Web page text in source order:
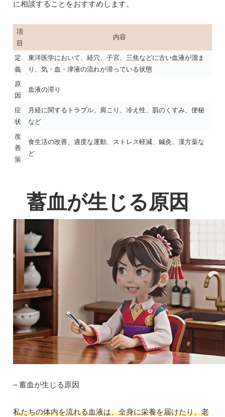
に相談することをおすすめします。
項
目
内容
定
義
東洋医学において、経穴、子宮、三焦などに古い血液が溜ま
り、気・血・津液の流れが滞っている状態
原
因
血液の滞り
症
状
月経に関するトラブル、肩こり、冷え性、肌のくすみ、便秘
など
改
善
策
食生活の改善、適度な運動、ストレス軽減、鍼灸、漢方薬な
ど
蓄血が生じる原因
– 蓄血が生じる原因
私たちの体内を流れる血液は、全身に栄養を届けたり、老